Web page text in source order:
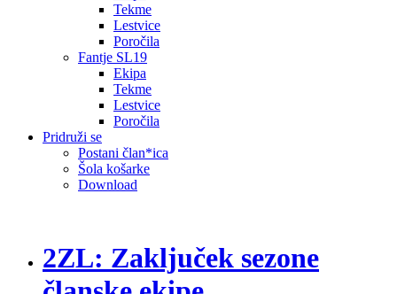
Tekme
Lestvice
Poročila
Fantje SL19
Ekipa
Tekme
Lestvice
Poročila
Pridruži se
Postani član*ica
Šola košarke
Download
2ZL: Zaključek sezone